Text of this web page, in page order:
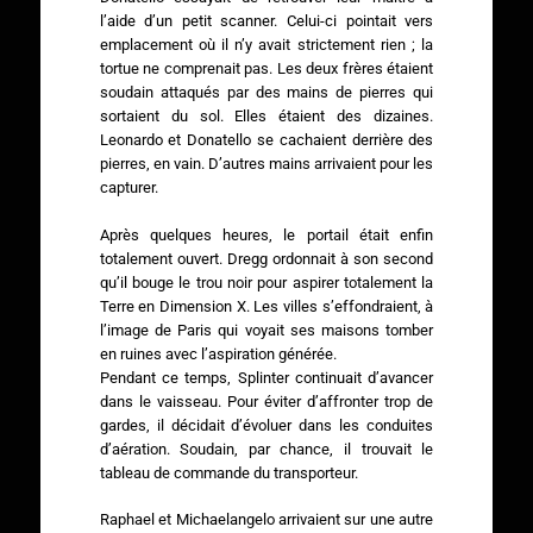
l’aide d’un petit scanner. Celui-ci pointait vers
emplacement où il n’y avait strictement rien ; la
tortue ne comprenait pas. Les deux frères étaient
soudain attaqués par des mains de pierres qui
sortaient du sol. Elles étaient des dizaines.
Leonardo et Donatello se cachaient derrière des
pierres, en vain. D’autres mains arrivaient pour les
capturer.
Après quelques heures, le portail était enfin
totalement ouvert. Dregg ordonnait à son second
qu’il bouge le trou noir pour aspirer totalement la
Terre en Dimension X. Les villes s’effondraient, à
l’image de Paris qui voyait ses maisons tomber
en ruines avec l’aspiration générée.
Pendant ce temps, Splinter continuait d’avancer
dans le vaisseau. Pour éviter d’affronter trop de
gardes, il décidait d’évoluer dans les conduites
d’aération. Soudain, par chance, il trouvait le
tableau de commande du transporteur.
Raphael et Michaelangelo arrivaient sur une autre